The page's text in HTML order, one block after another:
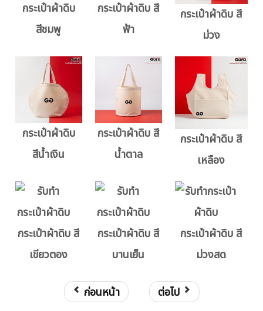
กระเป๋าผ้าดิบ
สีชมพู
กระเป๋าผ้าดิบ สี
ฟ้า
กระเป๋าผ้าดิบ สี
ม่วง
กระเป๋าผ้าดิบ
สีน้ำเงิน
กระเป๋าผ้าดิบ สี
น้ำตาล
กระเป๋าผ้าดิบ สี
เหลือง
กระเป๋าผ้าดิบ สี
เขียวตอง
กระเป๋าผ้าดิบ สี
บานเย็น
กระเป๋าผ้าดิบ สี
ม่วงสด
ก่อนหน้า ต่อไป